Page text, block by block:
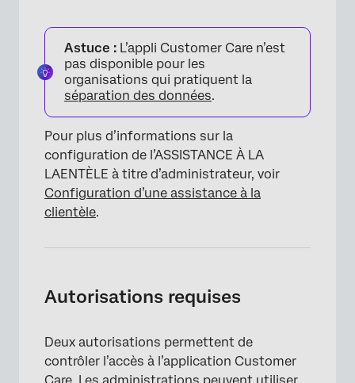
×
Astuce : L’appli Customer Care n’est
pas disponible pour les
organisations qui pratiquent la
séparation des données.
Pour plus d’informations sur la
configuration de l’ASSISTANCE À LA
LAENTÈLE à titre d’administrateur, voir
Configuration d’une assistance à la
clientèle.
Autorisations requises
Deux autorisations permettent de
contrôler l’accès à l’application Customer